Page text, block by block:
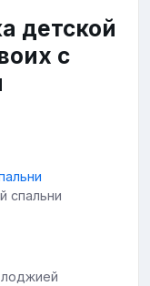
детской
с
спальни